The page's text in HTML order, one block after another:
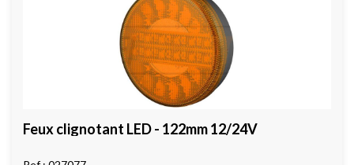
Feux clignotant LED - 122mm 12/24V